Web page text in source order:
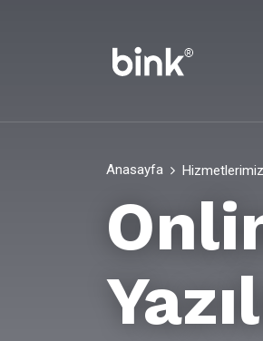
Anasayfa Hizmetlerimiz